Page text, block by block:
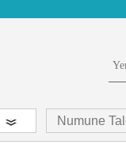
Numune